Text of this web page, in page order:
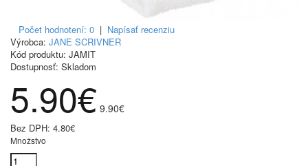
Počet hodnotení: 0 | Napísať recenziu
Výrobca: JANE SCRIVNER
Kód produktu: JAMIT
Dostupnosť: Skladom
5.90€ 9.90€
Bez DPH: 4.80€
Množstvo